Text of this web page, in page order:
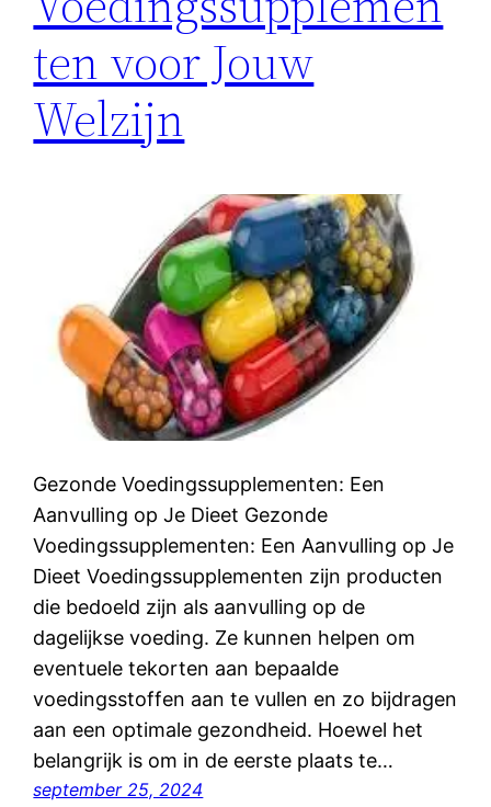
ten voor Jouw
Welzijn
Gezonde Voedingssupplementen: Een
Aanvulling op Je Dieet Gezonde
Voedingssupplementen: Een Aanvulling op Je
Dieet Voedingssupplementen zijn producten
die bedoeld zijn als aanvulling op de
dagelijkse voeding. Ze kunnen helpen om
eventuele tekorten aan bepaalde
voedingsstoffen aan te vullen en zo bijdragen
aan een optimale gezondheid. Hoewel het
belangrijk is om in de eerste plaats te…
september 25, 2024